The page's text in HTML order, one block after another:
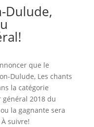
Dulude,
que le
Dulude, Les chants
la catégorie
général 2018 du
la gagnante sera
suivre!